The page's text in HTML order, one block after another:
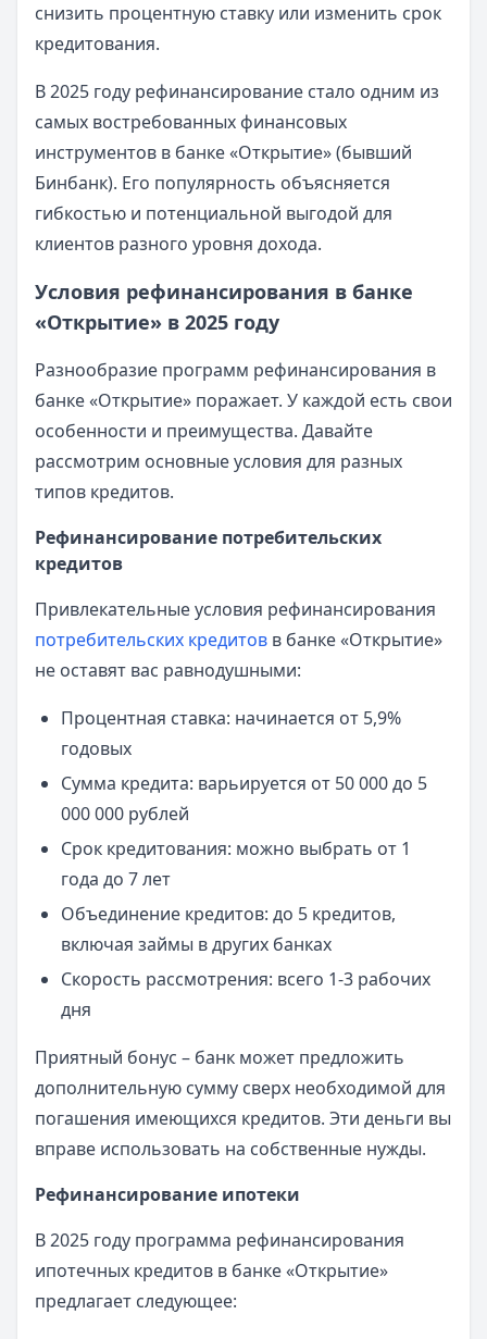
снизить процентную ставку или изменить срок
кредитования.
В 2025 году рефинансирование стало одним из
самых востребованных финансовых
инструментов в банке «Открытие» (бывший
Бинбанк). Его популярность объясняется
гибкостью и потенциальной выгодой для
клиентов разного уровня дохода.
Условия рефинансирования в банке
«Открытие» в 2025 году
Разнообразие программ рефинансирования в
банке «Открытие» поражает. У каждой есть свои
особенности и преимущества. Давайте
рассмотрим основные условия для разных
типов кредитов.
Рефинансирование потребительских
кредитов
Привлекательные условия рефинансирования
потребительских кредитов в банке «Открытие»
не оставят вас равнодушными:
Процентная ставка: начинается от 5,9%
годовых
Сумма кредита: варьируется от 50 000 до 5
000 000 рублей
Срок кредитования: можно выбрать от 1
года до 7 лет
Объединение кредитов: до 5 кредитов,
включая займы в других банках
Скорость рассмотрения: всего 1-3 рабочих
дня
Приятный бонус – банк может предложить
дополнительную сумму сверх необходимой для
погашения имеющихся кредитов. Эти деньги вы
вправе использовать на собственные нужды.
Рефинансирование ипотеки
В 2025 году программа рефинансирования
ипотечных кредитов в банке «Открытие»
предлагает следующее: